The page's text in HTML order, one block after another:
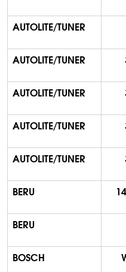
AUTOLITE/TUNER
AUTOLITE/TUNER
AUTOLITE/TUNER
AUTOLITE/TUNER
AUTOLITE/TUNER
BERU
BERU
BOSCH